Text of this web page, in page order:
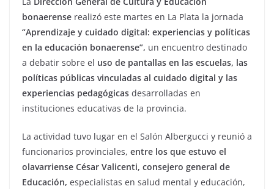
bonaerense realizó este martes en La Plata la jornada
“Aprendizaje y cuidado digital: experiencias y políticas
en la educación bonaerense”, un encuentro destinado
a debatir sobre el uso de pantallas en las escuelas, las
políticas públicas vinculadas al cuidado digital y las
experiencias pedagógicas desarrolladas en
instituciones educativas de la provincia.
La actividad tuvo lugar en el Salón Albergucci y reunió a
funcionarios provinciales, entre los que estuvo el
olavarriense César Valicenti, consejero general de
Educación, especialistas en salud mental y educación,